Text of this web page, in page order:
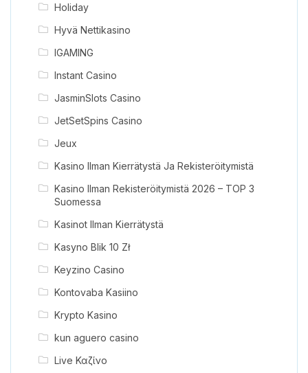
Holiday
Hyvä Nettikasino
IGAMING
Instant Casino
JasminSlots Casino
JetSetSpins Casino
Jeux
Kasino Ilman Kierrätystä Ja Rekisteröitymistä
Kasino Ilman Rekisteröitymistä 2026 – TOP 3
Suomessa
Kasinot Ilman Kierrätystä
Kasyno Blik 10 Zł
Keyzino Casino
Kontovaba Kasiino
Krypto Kasino
kun aguero casino
Live Καζίνο